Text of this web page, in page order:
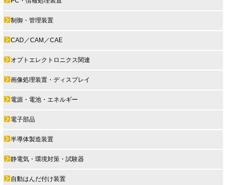
制御・管理装置
CAD／CAM／CAE
オプトエレクトロニクス関連
画像処理装置・ディスプレイ
電源・電池・エネルギー
電子部品
半導体製造装置
静電気・環境対策・試験器
自動はんだ付け装置